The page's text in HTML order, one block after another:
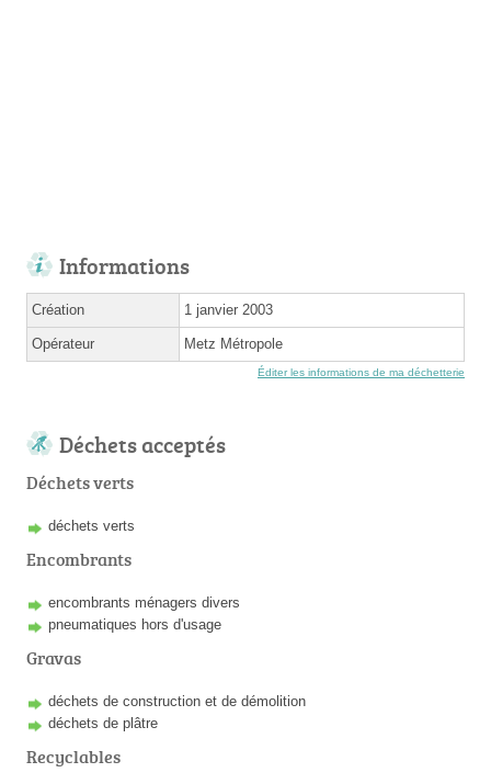
Informations
Création 1 janvier 2003
Opérateur Metz Métropole
Éditer les informations de ma déchetterie
Déchets acceptés
Déchets verts
déchets verts
Encombrants
encombrants ménagers divers
pneumatiques hors d'usage
Gravas
déchets de construction et de démolition
déchets de plâtre
Recyclables